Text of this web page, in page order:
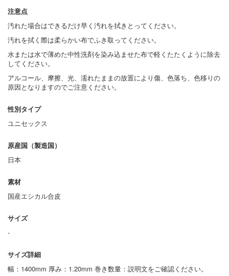
注意点
汚れた場合はできるだけ早く汚れを拭きとってください。
汚れを拭く際は柔らかい布でふき取ってください。
水または水で薄めた中性洗剤を染み込ませた布で軽くたたくように除去
してください。
アルコール、摩擦、光、濡れたままの放置により傷、色落ち、色移りの
原因となりますのでご注意ください。
性別タイプ
ユニセックス
原産国（製造国）
日本
素材
国産エシカル合皮
サイズ
-
サイズ詳細
幅：1400mm 厚み：1.20mm 巻き数量：説明文をご確認ください。